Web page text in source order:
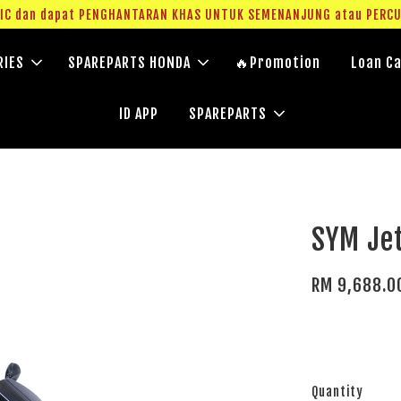
RM20 Voucher Khas untuk sparepart atau accessories
SPAREPARTS HONDA 🔥Promotion Loan
ID APP SPAREPARTS
SYM
RM
Quantity